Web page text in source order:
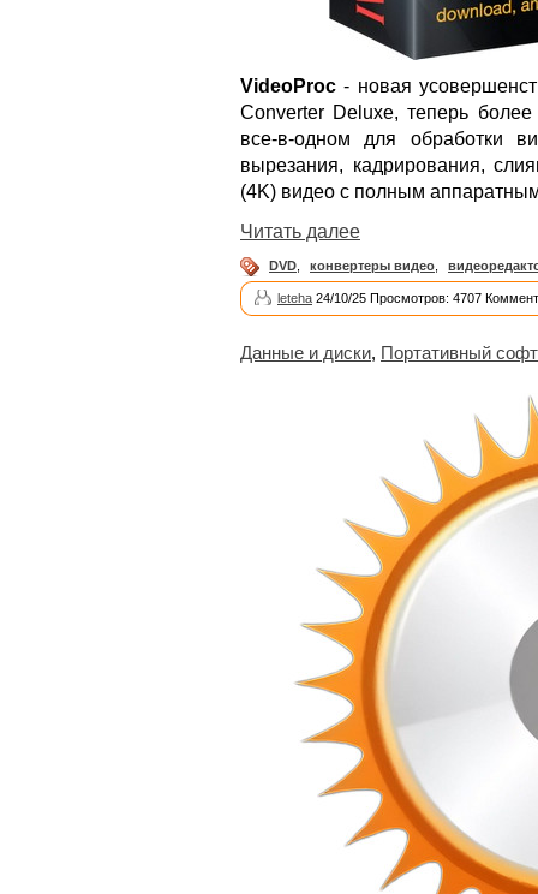
VideoProc - новая
Converter Deluxe, теперь
все-в-одном для обработки
вырезания, кадрирования,
(4K) видео с полным
Читать далее
DVD конвертеры видео
leteha 24/10/25 Просмотров: 4707
Данные и диски, Портативный софт